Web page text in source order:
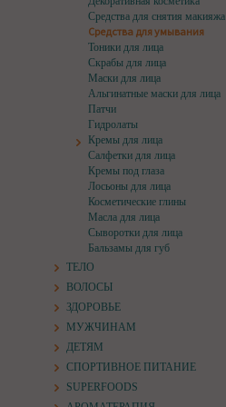
Средства для снятия макияжа
Средства для умывания
Тоники для лица
Скрабы для лица
Маски для лица
Альгинатные маски для лица
Патчи
Гидролаты
Кремы для лица
Салфетки для лица
Кремы под глаза
Лосьоны для лица
Косметические глины
Масла для лица
Сыворотки для лица
Бальзамы для губ
ТЕЛО
ВОЛОСЫ
ЗДОРОВЬЕ
МУЖЧИНАМ
ДЕТЯМ
СПОРТИВНОЕ ПИТАНИЕ
SUPERFOODS